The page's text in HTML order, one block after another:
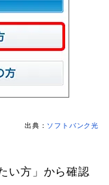
出典： ソフトバンク光
い方」から確認